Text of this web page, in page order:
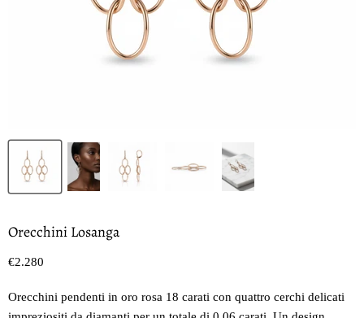
Orecchini Losanga
Prezzo oggi
€2.280
Orecchini pendenti in oro rosa 18 carati con quattro cerchi delicati